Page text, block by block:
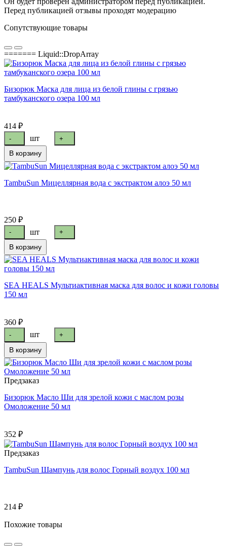
Перед публикацией отзывы проходят модерацию
Сопутствующие товары
======= Liquid::DropArray
Бизорюк Маска для лица из белой глины с грязью
тамбуканского озера 100 мл
414 ₽
- шт +
В корзину
TambuSun Мицеллярная вода с экстрактом алоэ 50 мл
250 ₽
- шт +
В корзину
SEA HEALS Мультиактивная маска для волос и кожи головы
150 мл
360 ₽
- шт +
В корзину
Предзаказ
Бизорюк Масло Ши для зрелой кожи с маслом розы
Омоложение 50 мл
352 ₽
Предзаказ
TambuSun Шампунь для волос Горный воздух 100 мл
214 ₽
Похожие товары